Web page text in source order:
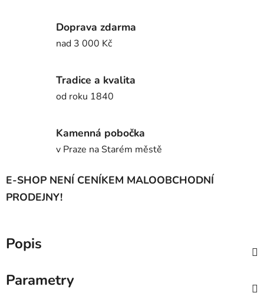
Doprava zdarma
nad 3 000 Kč
Tradice a kvalita
od roku 1840
Kamenná pobočka
v Praze na Starém městě
E-SHOP NENÍ CENÍKEM MALOOBCHODNÍ
PRODEJNY!
Popis
Parametry